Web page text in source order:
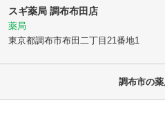
スギ薬局 調布布田店
薬局
東京都調布市布田二丁目21番地1
調布市の